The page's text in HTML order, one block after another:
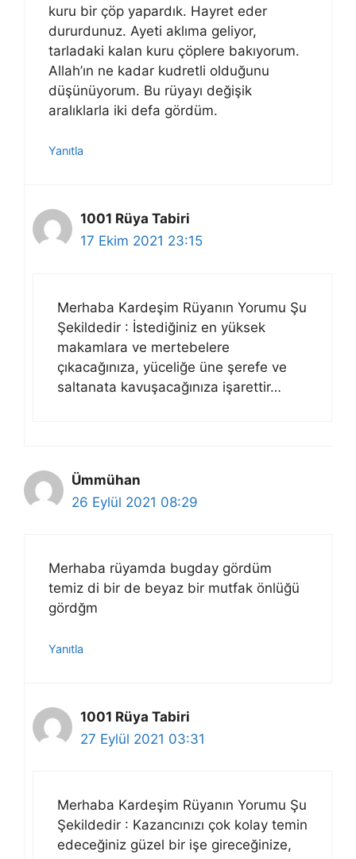
kuru bir çöp yapardık. Hayret eder
dururdunuz. Ayeti aklıma geliyor,
tarladaki kalan kuru çöplere bakıyorum.
Allah’ın ne kadar kudretli olduğunu
düşünüyorum. Bu rüyayı değişik
aralıklarla iki defa gördüm.
Yanıtla
1001 Rüya Tabiri
17 Ekim 2021 23:15
Merhaba Kardeşim Rüyanın Yorumu Şu
Şekildedir : İstediğiniz en yüksek
makamlara ve mertebelere
çıkacağınıza, yüceliğe üne şerefe ve
saltanata kavuşacağınıza işarettir…
Ümmühan
26 Eylül 2021 08:29
Merhaba rüyamda bugday gördüm
temiz di bir de beyaz bir mutfak önlüğü
gördğm
Yanıtla
1001 Rüya Tabiri
27 Eylül 2021 03:31
Merhaba Kardeşim Rüyanın Yorumu Şu
Şekildedir : Kazancınızı çok kolay temin
edeceğiniz güzel bir işe gireceğinize,